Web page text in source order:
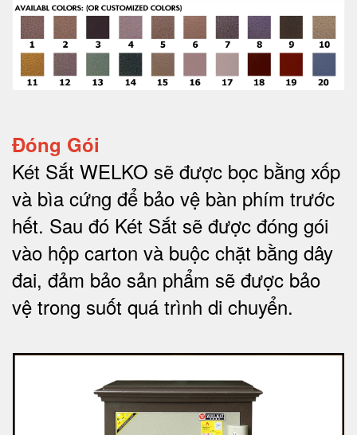
Đóng Gói
Két Sắt WELKO sẽ được bọc bằng xốp
và bìa cứng để bảo vệ bàn phím trước
hết. Sau đó Két Sắt sẽ được đóng gói
vào hộp carton và buộc chặt bằng dây
đai, đảm bảo sản phẩm sẽ được bảo
vệ trong suốt quá trình di chuyển.